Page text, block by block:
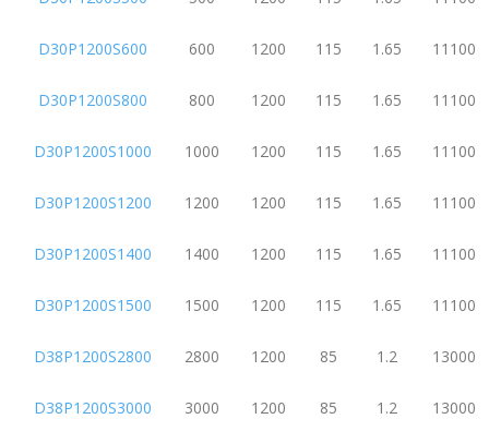
D30P1200S600 600 1200 115 1.65 11100
D30P1200S800 800 1200 115 1.65 11100
D30P1200S1000 1000 1200 115 1.65 11100
D30P1200S1200 1200 1200 115 1.65 11100
D30P1200S1400 1400 1200 115 1.65 11100
D30P1200S1500 1500 1200 115 1.65 11100
D38P1200S2800 2800 1200 85 1.2 13000
D38P1200S3000 3000 1200 85 1.2 13000